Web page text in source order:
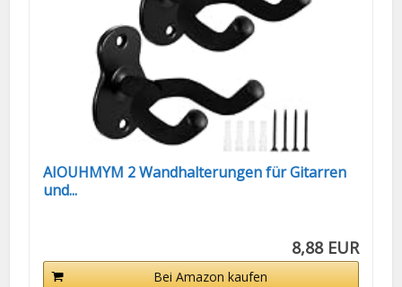
AIOUHMYM 2 Wandhalterungen für Gitarren
und...
8,88 EUR
Bei Amazon kaufen